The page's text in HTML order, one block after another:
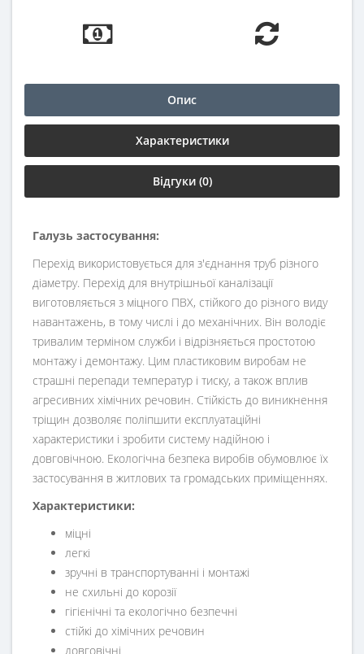
Опис
Характеристики
Відгуки (0)
Галузь застосування:
Перехід використовується для з'єднання труб різного
діаметру. Перехід для внутрішньої каналізації
виготовляється з міцного ПВХ, стійкого до різного виду
навантажень, в тому числі і до механічних. Він володіє
тривалим терміном служби і відрізняється простотою
монтажу і демонтажу. Цим пластиковим виробам не
страшні перепади температур і тиску, а також вплив
агресивних хімічних речовин. Стійкість до виникнення
тріщин дозволяє поліпшити експлуатаційні
характеристики і зробити систему надійною і
довговічною. Екологічна безпека виробів обумовлює їх
застосування в житлових та громадських приміщеннях.
Характеристики:
міцні
легкі
зручні в транспортуванні і монтажі
не схильні до корозії
гігієнічні та екологічно безпечні
стійкі до хімічних речовин
довговічні